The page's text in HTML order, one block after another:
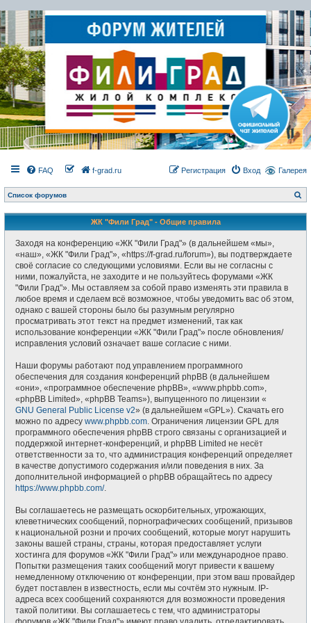
Галерея
FAQ f-grad.ru Вход
Регистрация
Список форумов
о
с
ЖК "Фили Град" - Общие правила
Заходя на конференцию «ЖК "Фили Град"» (в дальнейшем «мы»,
«наш», «ЖК "Фили Град"», «https://f-grad.ru/forum»), вы подтверждаете
своё согласие со следующими условиями. Если вы не согласны с
ними, пожалуйста, не заходите и не пользуйтесь форумами «ЖК
"Фили Град"». Мы оставляем за собой право изменять эти правила в
любое время и сделаем всё возможное, чтобы уведомить вас об этом,
однако с вашей стороны было бы разумным регулярно
просматривать этот текст на предмет изменений, так как
использование конференции «ЖК "Фили Град"» после обновления/
исправления условий означает ваше согласие с ними.
Наши форумы работают под управлением программного
обеспечения для создания конференций phpBB (в дальнейшем
«они», «программное обеспечение phpBB», «www.phpbb.com»,
«phpBB Limited», «phpBB Teams»), выпущенного по лицензии «
GNU General Public License v2» (в дальнейшем «GPL»). Скачать его
можно по адресу www.phpbb.com. Ограничения лицензии GPL для
программного обеспечения phpBB строго связаны с организацией и
поддержкой интернет-конференций, и phpBB Limited не несёт
ответственности за то, что администрация конференций определяет
в качестве допустимого содержания и/или поведения в них. За
дополнительной информацией о phpBB обращайтесь по адресу
https://www.phpbb.com/.
Вы соглашаетесь не размещать оскорбительных, угрожающих,
клеветнических сообщений, порнографических сообщений, призывов
к национальной розни и прочих сообщений, которые могут нарушить
законы вашей страны, страны, которая предоставляет услуги
хостинга для форумов «ЖК "Фили Град"» или международное право.
Попытки размещения таких сообщений могут привести к вашему
немедленному отключению от конференции, при этом ваш провайдер
будет поставлен в известность, если мы сочтём это нужным. IP-
адреса всех сообщений сохраняются для возможности проведения
такой политики. Вы соглашаетесь с тем, что администраторы